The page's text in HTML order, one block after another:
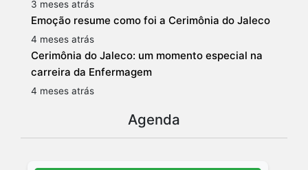
3 meses atrás
Emoção resume como foi a Cerimônia do Jaleco
4 meses atrás
Cerimônia do Jaleco: um momento especial na
carreira da Enfermagem
4 meses atrás
Agenda